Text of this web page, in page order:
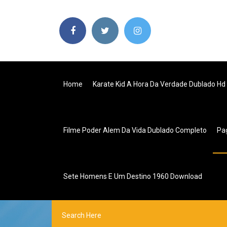
Home Karate Kid A Hora Da Verdade Dublado Hd
Filme Poder Alem Da Vida Dublado Completo
Sete Homens E Um Destino 1960 Download